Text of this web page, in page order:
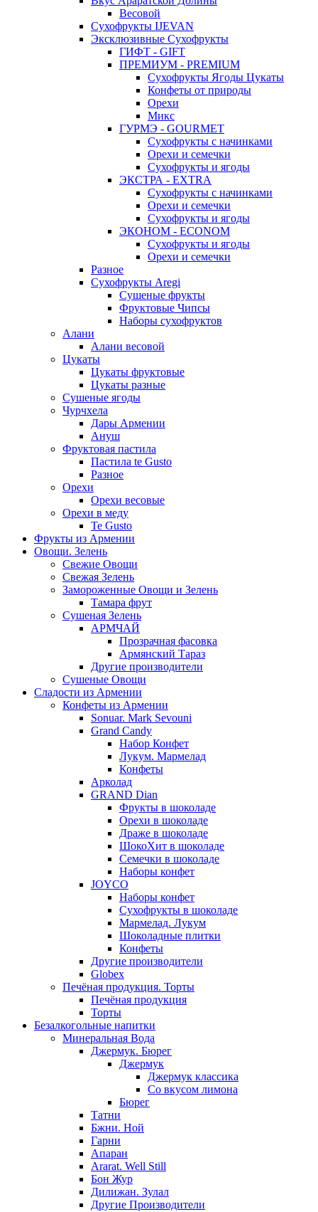
Весовой
Сухофрукты IJEVAN
Эксклюзивные Сухофрукты
ГИФТ - GIFT
ПРЕМИУМ - PREMIUM
Сухофрукты Ягоды Цукаты
Конфеты от природы
Орехи
Микс
ГУРМЭ - GOURMET
Сухофрукты с начинками
Орехи и семечки
Сухофрукты и ягоды
ЭКСТРА - EXTRA
Сухофрукты с начинками
Орехи и семечки
Сухофрукты и ягоды
ЭКОНОМ - ECONOM
Сухофрукты и ягоды
Орехи и семечки
Разное
Сухофрукты Aregi
Сушеные фрукты
Фруктовые Чипсы
Наборы сухофруктов
Алани
Алани весовой
Цукаты
Цукаты фруктовые
Цукаты разные
Сушеные ягоды
Чурчхела
Дары Армении
Ануш
Фруктовая пастила
Пастила te Gusto
Разное
Орехи
Орехи весовые
Орехи в меду
Te Gusto
Фрукты из Армении
Овощи. Зелень
Свежие Овощи
Свежая Зелень
Замороженные Овощи и Зелень
Тамара фрут
Сушеная Зелень
АРМЧАЙ
Прозрачная фасовка
Армянский Тараз
Другие производители
Сушеные Овощи
Сладости из Армении
Конфеты из Армении
Sonuar. Mark Sevouni
Grand Candy
Набор Конфет
Лукум. Мармелад
Конфеты
Арколад
GRAND Dian
Фрукты в шоколаде
Орехи в шоколаде
Драже в шоколаде
ШокоХит в шоколаде
Семечки в шоколаде
Наборы конфет
JOYCO
Наборы конфет
Сухофрукты в шоколаде
Мармелад. Лукум
Шоколадные плитки
Конфеты
Другие производители
Globex
Печёная продукция. Торты
Печёная продукция
Торты
Безалкогольные напитки
Минеральная Вода
Джермук. Бюрег
Джермук
Джермук классика
Со вкусом лимона
Бюрег
Татни
Бжни. Ной
Гарни
Апаран
Ararat. Well Still
Бон Жур
Дилижан. Зулал
Другие Производители